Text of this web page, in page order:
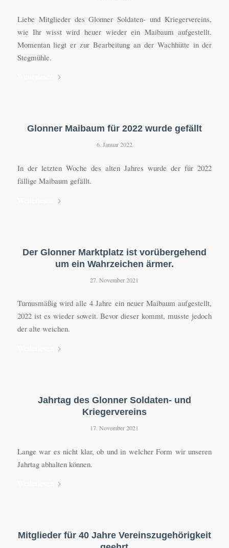
Liebe Mitglieder des Glonner Soldaten- und Kriegervereins,
wie Ihr wisst wird heuer wieder ein Maibaum aufgestellt.
Momentan liegt er zur Bearbeitung an der Wachhütte in der
Stegmühle.
Glonner Maibaum für 2022 wurde gefällt
6. Januar 2022
In der letzten Woche des alten Jahres wurde der für 2022
fällige Maibaum gefällt.
Der Glonner Marktplatz ist vorübergehend
um ein Wahrzeichen ärmer.
27. November 2021
Turnusmäßig wird alle 4 Jahre ein neuer Maibaum aufgestellt,
2022 ist es wieder soweit. Bevor dieser kommt, musste jedoch
der alte weichen.
Jahrtag des Glonner Soldaten- und
Kriegervereins
17. November 2021
Lange war es nicht klar, ob und in welcher Form wir unseren
Jahrtag abhalten können.
Mitglieder für 40 Jahre Vereinszugehörigkeit